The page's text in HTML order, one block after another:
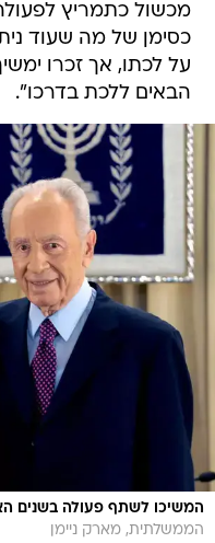
מכשול כתמריץ
כסימן של מה שעוד
על לכתו, אך זכרו
הבאים ללכת בדרכו".
המשיכו לשתף פעולה בשנים
הממשלתית, מארק ניימן